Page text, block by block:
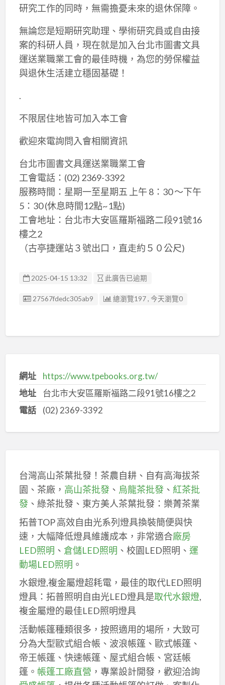
研究工作的同時，無需擔憂未來的退休保障。
無論您是短期研究助理、學術研究員或自由接
案的科研人員，現在就是加入台北市圖書文具
運送業職業工會的最佳時機，為您的勞保權益
與退休生活建立穩固基礎！
.
不限居住地皆可加入本工會
歡迎來電詢問入會相關資訊
台北市圖書文具運送業職業工會
工會電話：(02) 2369-3392
服務時間：星期一至星期五 上午 8：30 ～下午
5：30 (休息時間12點~1點)
工會地址：台北市大安區羅斯福路二段91號16
樓之2
（古亭捷運站３號出口，直走約５０公尺)
2025-04-15 13:32 此廣告已逾期
廣告编號
27567fdedc305ab9 總瀏覽197 , 今天瀏覽0
網址
https://www.tpebooks.org.tw/
地址
台北市大安區羅斯福路二段91號16樓之2
電話
(02) 2369-3392
台灣高山茶葉批發！茶農自耕、自有高海拔茶
園、茶廠， 高山茶批發、 烏龍茶批發、 紅茶批
發、綠茶批發、東方美人茶葉批發：樂菁茶業
拓普TOP 高效自由光系列燈具換裝簡便與快
速，大幅降低燈具維護成本，非常適合廠房
LED照明 、 倉儲LED照明 、校園LED照明、 運
動場LED照明 。
水銀燈,複金屬燈超耗電，最佳的取代LED照明
燈具：拓普照明自由光LED燈具是取代水銀燈,
複金屬燈的最佳LED照明燈具
活動帳篷種類很多，按照適用的場所，大致可
分為大型歐式組合帳、波浪帳篷、歐式帳篷、
帝王帳篷、快速帳篷、屋式組合帳、宮廷帳
篷。 帳篷工廠直營 ，專業設計開發，歡迎洽詢